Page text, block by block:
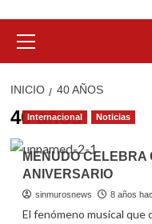
principal
INICIO 40 AÑOS
40 años
Internacional Noticias
MENUDO CELEBRA
ANIVERSARIO
sinmurosnews 8 años
El fenómeno musical que